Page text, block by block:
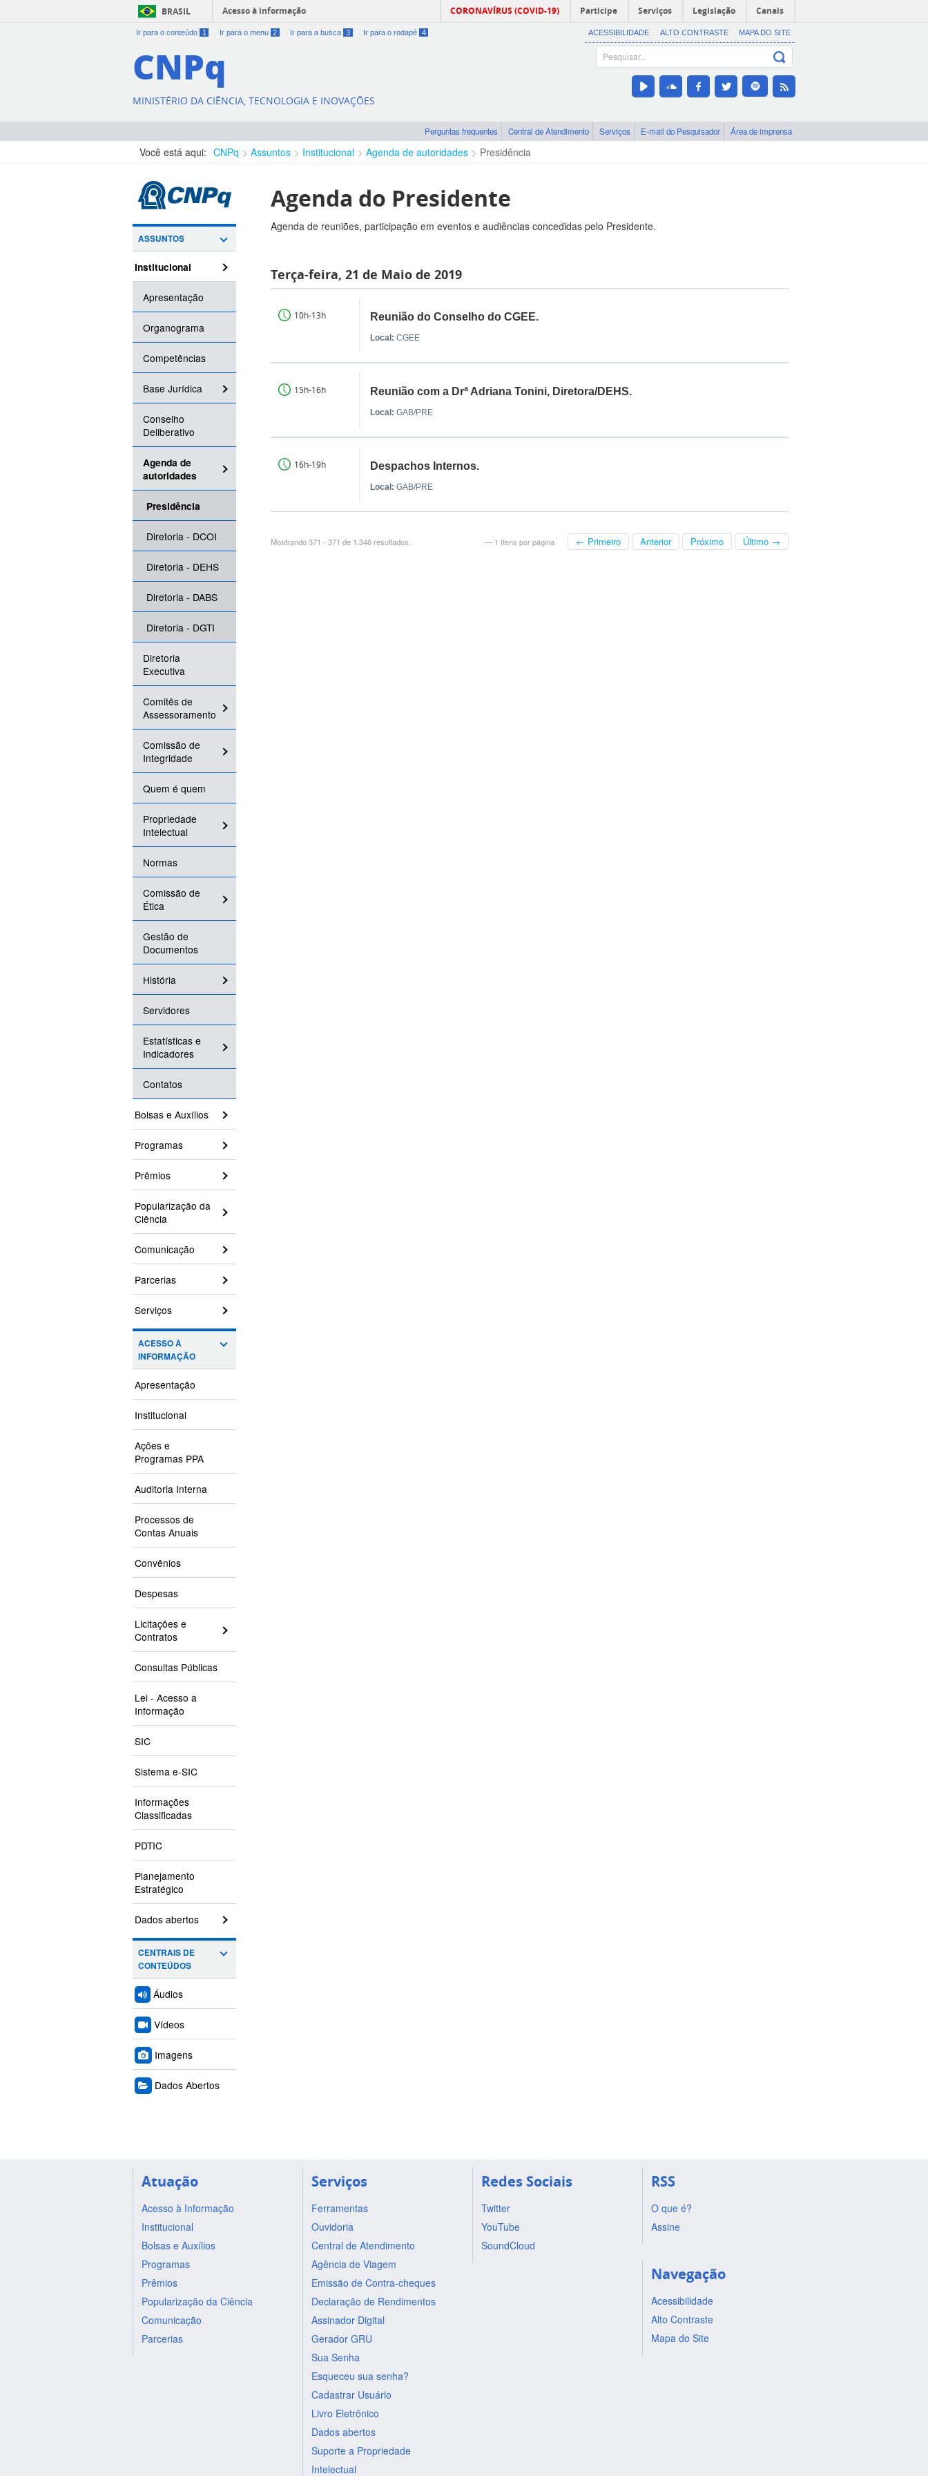
BRASIL Acesso à informação CORONAVÍRUS (COVID-19) Participe Serviços Legislação Canais
Ir para o conteúdo 1 Ir para o menu 2 Ir para a busca 3 Ir para o rodapé 4 ACESSIBILIDADE ALTO CONTRASTE MAPA DO SITE
CNPq
MINISTÉRIO DA CIÊNCIA, TECNOLOGIA E INOVAÇÕES
Perguntas frequentes Central de Atendimento Serviços E-mail do Pesquisador Área de imprensa
Você está aqui: CNPq Assuntos Institucional Agenda de autoridades Presidência
ASSUNTOS
Institucional
Apresentação
Organograma
Competências
Base Jurídica
Conselho
Deliberativo
Agenda de
autoridades
Presidência
Diretoria - DCOI
Diretoria - DEHS
Diretoria - DABS
Diretoria - DGTI
Diretoria
Executiva
Comitês de
Assessoramento
Comissão de
Integridade
Quem é quem
Propriedade
Intelectual
Normas
Comissão de
Ética
Gestão de
Documentos
História
Servidores
Estatísticas e
Indicadores
Contatos
Bolsas e Auxílios
Programas
Prêmios
Popularização da
Ciência
Comunicação
Parcerias
Serviços
ACESSO À
INFORMAÇÃO
Apresentação
Institucional
Ações e
Programas PPA
Auditoria Interna
Processos de
Contas Anuais
Convênios
Despesas
Licitações e
Contratos
Consultas Públicas
Lei - Acesso a
Informação
SIC
Sistema e-SIC
Informações
Classificadas
PDTIC
Planejamento
Estratégico
Dados abertos
CENTRAIS DE
CONTEÚDOS
Áudios
Vídeos
Imagens
Dados Abertos
Agenda do Presidente
Agenda de reuniões, participação em eventos e audiências concedidas pelo Presidente.
Terça-feira, 21 de Maio de 2019
10h-13h Reunião do Conselho do CGEE.
Local:CGEE
15h-16h Reunião com a Drª Adriana Tonini, Diretora/DEHS.
Local:GAB/PRE
16h-19h Despachos Internos.
Local:GAB/PRE
— 1 Itens por página
Mostrando 371 - 371 de 1.346 resultados. ← Primeiro Anterior Próximo Último →
Atuação
Acesso à Informação
Institucional
Bolsas e Auxílios
Programas
Prêmios
Popularização da Ciência
Comunicação
Parcerias
Serviços
Ferramentas
Ouvidoria
Central de Atendimento
Agência de Viagem
Emissão de Contra-cheques
Declaração de Rendimentos
Assinador Digital
Gerador GRU
Sua Senha
Esqueceu sua senha?
Cadastrar Usuário
Livro Eletrônico
Dados abertos
Suporte a Propriedade
Intelectual
Redes Sociais
Twitter
YouTube
SoundCloud
RSS
O que é?
Assine
Navegação
Acessibilidade
Alto Contraste
Mapa do Site